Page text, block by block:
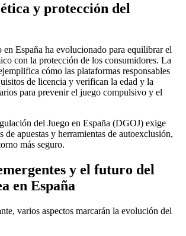
y protección del
España ha evolucionado para equilibrar el
con la protección de los consumidores. La
cómo las plataformas responsables
de licencia y verifican la edad y la
para prevenir el juego compulsivo y el
del Juego en España (DGOJ) exige
de apuestas y herramientas de autoexclusión,
más seguro.
y el futuro del
en España
varios aspectos marcarán la evolución del